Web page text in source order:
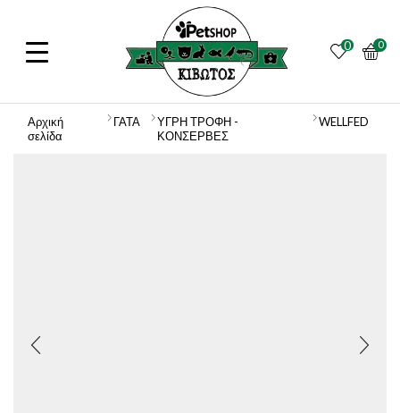
0 0
Αρχική
σελίδα
ΓΑΤΑ
ΥΓΡΗ ΤΡΟΦΗ -
ΚΟΝΣΕΡΒΕΣ
WELLFED